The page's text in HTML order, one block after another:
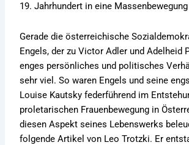
19. Jahrhundert in eine
Gerade die österreichische
Engels, der zu Victor Adler und Adelheid
enges persönliches und politisches
sehr viel. So waren Engels und seine
Louise Kautsky federführend im
proletarischen Frauenbewegung in
diesen Aspekt seines Lebenswerks
folgende Artikel von Leo Trotzki. Er